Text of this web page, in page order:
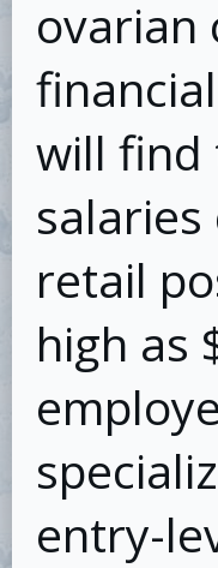
ovarian
will find
retail
high as
entry-